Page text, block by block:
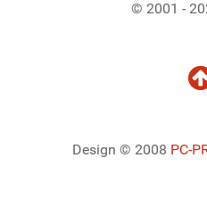
© 2001 -
Design © 2008 PC-